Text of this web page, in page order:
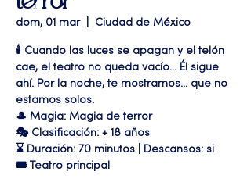
dom, 01 mar
  |
Ciudad de México
🕯️ Cuando las luces se apagan y el telón
cae, el teatro no queda vacío... Él sigue
ahí. Por la noche, te mostramos... que no
estamos solos.
🎩 Magia: Magia de terror
🎭 Clasificación: + 18 años
⌛ Duración: 70 minutos | Descansos: si
🎟 Teatro principal